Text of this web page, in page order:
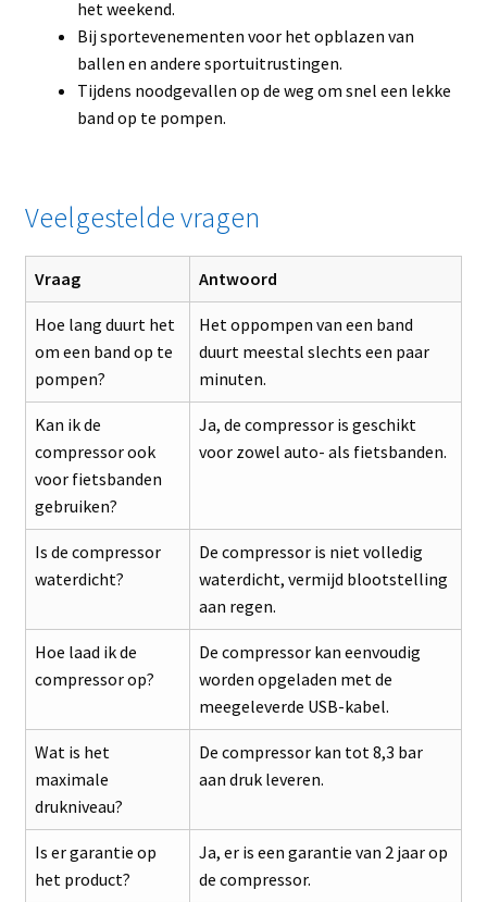
het weekend.
Bij sportevenementen voor het opblazen van
ballen en andere sportuitrustingen.
Tijdens noodgevallen op de weg om snel een lekke
band op te pompen.
Veelgestelde vragen
Vraag Antwoord
Hoe lang duurt het
om een band op te
pompen?
Het oppompen van een band
duurt meestal slechts een paar
minuten.
Kan ik de
compressor ook
voor fietsbanden
gebruiken?
Ja, de compressor is geschikt
voor zowel auto- als fietsbanden.
Is de compressor
waterdicht?
De compressor is niet volledig
waterdicht, vermijd blootstelling
aan regen.
Hoe laad ik de
compressor op?
De compressor kan eenvoudig
worden opgeladen met de
meegeleverde USB-kabel.
Wat is het
maximale
drukniveau?
De compressor kan tot 8,3 bar
aan druk leveren.
Is er garantie op
het product?
Ja, er is een garantie van 2 jaar op
de compressor.